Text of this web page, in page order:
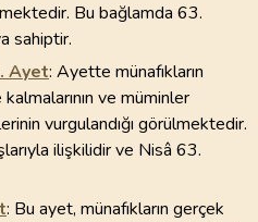
Bu bağlamda 63.
sahiptir.
. Ayet: Ayette münafıkların
kalmalarının ve müminler
vurgulandığı görülmektedir.
ilişkilidir ve Nisâ 63.
: Bu ayet, münafıkların gerçek